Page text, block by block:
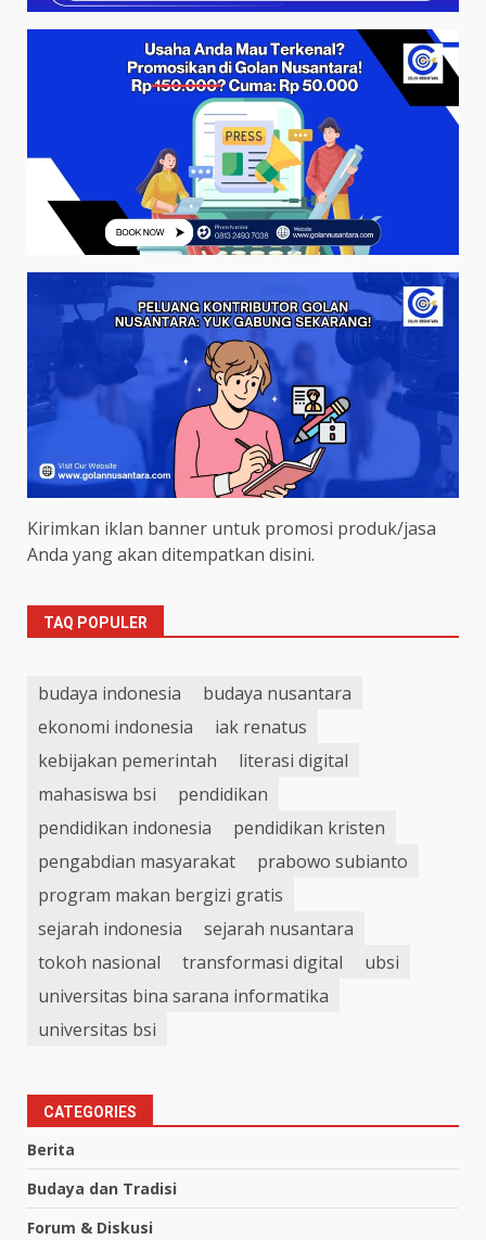
Kirimkan iklan banner untuk promosi produk/jasa
Anda yang akan ditempatkan disini.
TAQ POPULER
budaya indonesia
budaya nusantara
ekonomi indonesia
iak renatus
kebijakan pemerintah
literasi digital
mahasiswa bsi
pendidikan
pendidikan indonesia
pendidikan kristen
pengabdian masyarakat
prabowo subianto
program makan bergizi gratis
sejarah indonesia
sejarah nusantara
tokoh nasional
transformasi digital
ubsi
universitas bina sarana informatika
universitas bsi
CATEGORIES
Berita
Budaya dan Tradisi
Forum & Diskusi